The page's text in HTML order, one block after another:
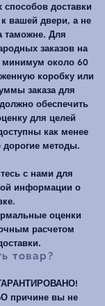
доставки
вашей двери, а не
таможне. Для
заказов на
минимум около 60
коробку или
заказа для
обеспечить
для целей
как менее
дорогие методы.
с нами для
информации о
оценки
расчетом
товар?
причине вы не